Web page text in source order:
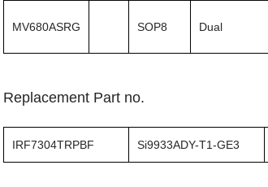
MV680ASRG SOP8 Dual
Replacement Part no.
IRF7304TRPBF Si9933ADY-T1-GE3